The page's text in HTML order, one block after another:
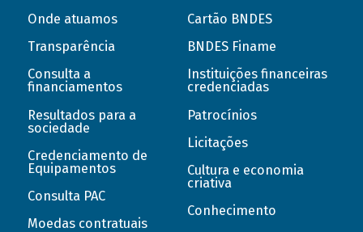
Onde atuamos
Transparência
Consulta a
financiamentos
Resultados para a
sociedade
Credenciamento de
Equipamentos
Consulta PAC
Moedas contratuais
Cartão BNDES
BNDES Finame
Instituições financeiras
credenciadas
Patrocínios
Licitações
Cultura e economia
criativa
Conhecimento